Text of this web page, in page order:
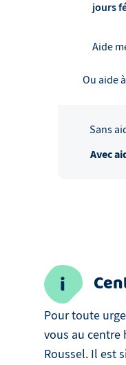
jours
Aide
Ou aide
Sans
Avec
Pour toute
vous au
Roussel. Il est